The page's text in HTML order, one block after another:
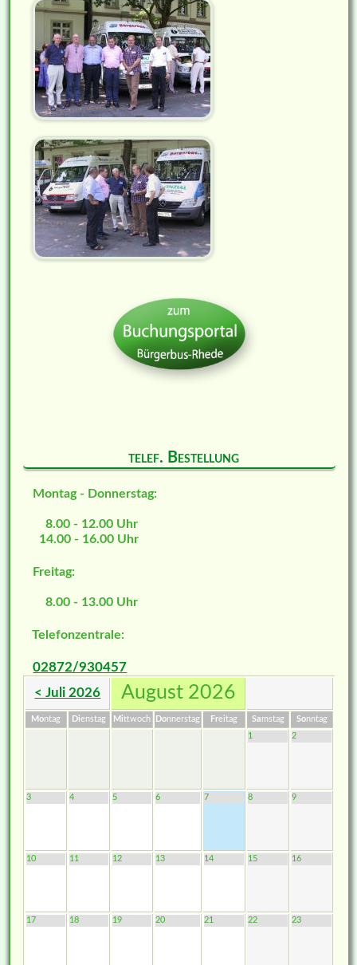
telef. Bestellung
Montag - Donnerstag:
8.00 - 12.00 Uhr
14.00 - 16.00 Uhr
Freitag:
8.00 - 13.00 Uhr
Telefonzentrale:
02872/930457
< Juli 2026 August 2026
Montag Dienstag Mittwoch Donnerstag Freitag Samstag Sonntag
1
2
3 4 5 6 7 8 9
10 11 12 13 14 15 16
17 18 19 20 21 22 23